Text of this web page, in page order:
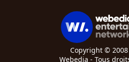
Copyright © 2008
Webedia - Tous